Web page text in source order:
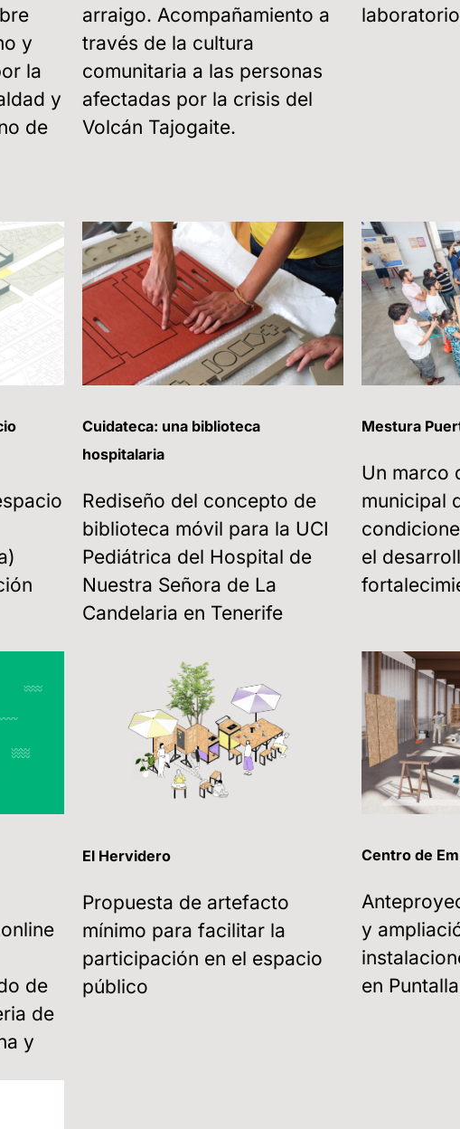
y
la
y
de
arraigo. Acompañamiento a
través de la cultura
comunitaria a las personas
afectadas por la crisis del
Volcán Tajogaite.
Cuidateca: una biblioteca
hospitalaria
Rediseño del concepto de
biblioteca móvil para la UCI
Pediátrica del Hospital de
Nuestra Señora de La
Candelaria en Tenerife
Mestura
Un marco
municipal
el
de
de
y
El Hervidero
Propuesta de artefacto
mínimo para facilitar la
participación en el espacio
público
Centro de
y
en